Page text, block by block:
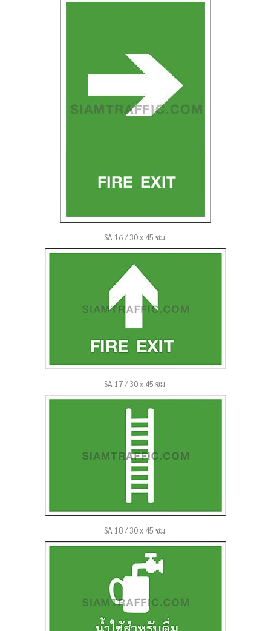
SA 16 / 30 x 45 ซม.
SA 17 / 30 x 45 ซม.
SA 18 / 30 x 45 ซม.